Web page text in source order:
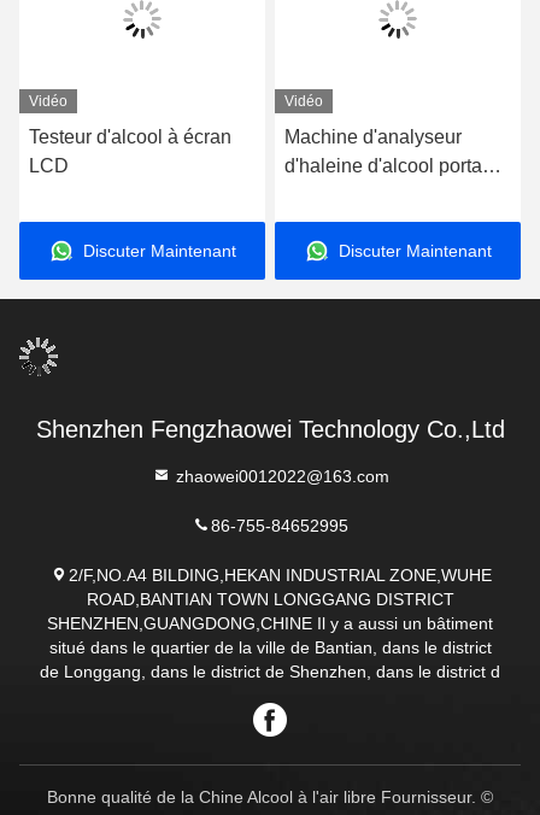
Vidéo
Testeur d'alcool à écran
LCD
Discuter Maintenant
Vidéo
Machine d'analyseur
d'haleine d'alcool portable
fiable Mr Black 1000
Discuter Maintenant
Shenzhen Fengzhaowei Technology Co.,Ltd
zhaowei0012022@163.com
86-755-84652995
2/F,NO.A4 BILDING,HEKAN INDUSTRIAL ZONE,WUHE
ROAD,BANTIAN TOWN LONGGANG DISTRICT
SHENZHEN,GUANGDONG,CHINE Il y a aussi un bâtiment
situé dans le quartier de la ville de Bantian, dans le district
de Longgang, dans le district de Shenzhen, dans le district d
Bonne qualité de la Chine Alcool à l'air libre Fournisseur. ©